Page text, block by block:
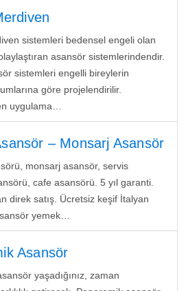
sistemleri bedensel engeli olan
asansör sistemlerindendir.
sistemleri engelli bireylerin
göre projelendirilir.
uygulama…
– Monsarj Asansör
monsarj asansör, servis
cafe asansörü. 5 yıl garanti.
direk satış. Ücretsiz keşif İtalyan
yemek…
Asansör
yaşadığınız, zaman